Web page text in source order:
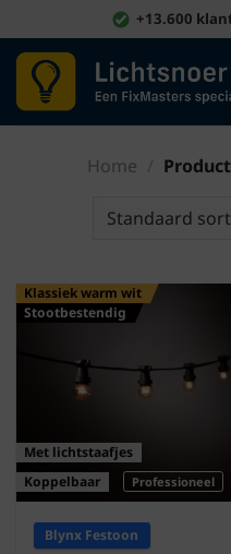
naar
inhoud
+13.600
Home
Professioneel
Klassiek warm wit
Stootbestendig
Met lichtstaafjes
Koppelbaar
Blynx Festoon